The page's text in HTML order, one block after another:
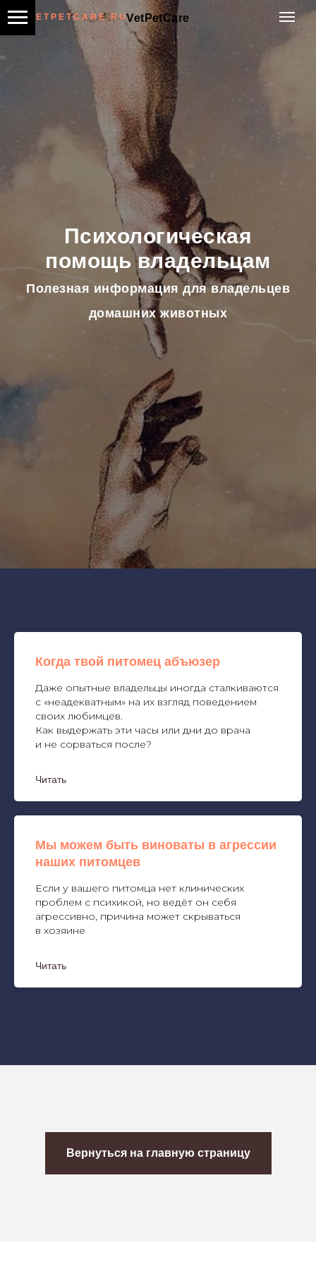
V E T P E T C A R E . R UVetPetCare
Психологическая
помощь владельцам
Полезная информация для владельцев
домашних животных
Когда твой питомец абъюзер
Даже опытные владельцы иногда сталкиваются
с «неадекватным» на их взгляд поведением
своих любимцев.
Как выдержать эти часы или дни до врача
и не сорваться после?
Читать
Мы можем быть виноваты в агрессии
наших питомцев
Если у вашего питомца нет клинических
проблем с психикой, но ведёт он себя
агрессивно, причина может скрываться
в хозяине
Читать
Вернуться на главную страницу